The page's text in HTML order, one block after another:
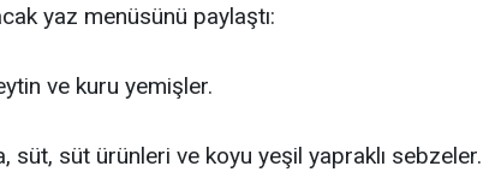
yaz menüsünü paylaştı:
ve kuru yemişler.
süt, süt ürünleri ve koyu yeşil yapraklı sebzeler.